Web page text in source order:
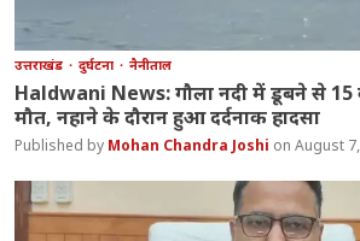
उत्तराखंड दुर्घटना नैनीताल
Haldwani News: गौला नदी में डूबने से 15
मौत, नहाने के दौरान हुआ दर्दनाक हादसा
Mohan Chandra Joshi August